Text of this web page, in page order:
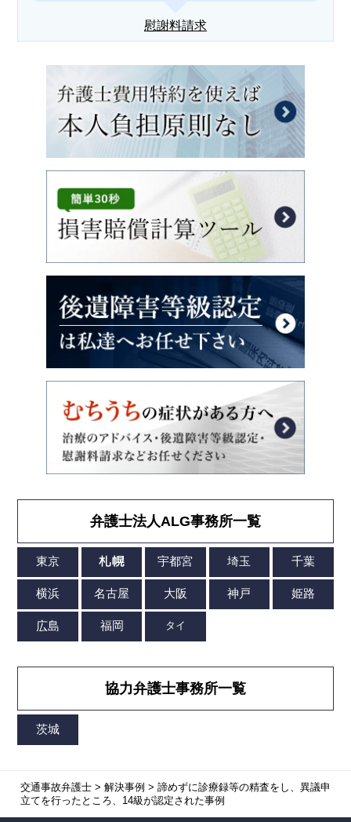
慰謝料請求
弁護士法人ALG事務所一覧
協力弁護士事務所一覧
交通事故弁護士> 解決事例 > 諦めずに診療録等の精査をし、異議申
立てを行ったところ、14級が認定された事例